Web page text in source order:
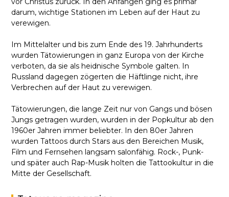
darum, wichtige Stationen im Leben auf der Haut zu
verewigen.
Im Mittelalter und bis zum Ende des 19. Jahrhunderts
wurden Tätowierungen in ganz Europa von der Kirche
verboten, da sie als heidnische Symbole galten. In
Russland dagegen zögerten die Häftlinge nicht, ihre
Verbrechen auf der Haut zu verewigen.
Tätowierungen, die lange Zeit nur von Gangs und bösen
Jungs getragen wurden, wurden in der Popkultur ab den
1960er Jahren immer beliebter. In den 80er Jahren
wurden Tattoos durch Stars aus den Bereichen Musik,
Film und Fernsehen langsam salonfähig. Rock-, Punk-
und später auch Rap-Musik holten die Tattookultur in die
Mitte der Gesellschaft.